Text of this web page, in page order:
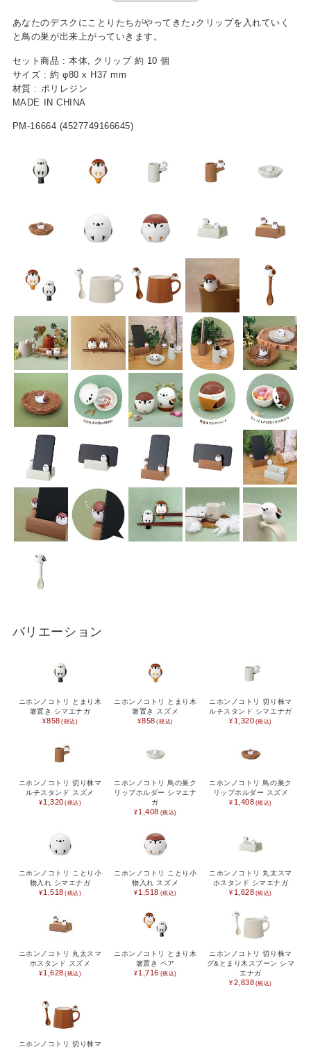
生活雑貨
ファッション雑貨
アクセサリー雑貨
携帯・スマホアクセサリー
アウトドア
SCENE
名入れプレゼント 誕生日プレゼント
バレンタイン ホワイトデー
母の日 父の日
敬老の日 夏ギフト
クリスマスプレゼント お歳暮・お年賀・お年始
販促品＆ノベルティグッズ 北欧 FUN!
新築内祝い 新築祝い
記念品 快気祝い
ハロウィン
FEATURE
あなたのデスクにことりたちがやってきた♪クリップを入れていく
と鳥の巣が出来上がっていきます。
セット商品 : 本体, クリップ 約 10 個
サイズ : 約 φ80 x H37 mm
材質 : ポリレジン
MADE IN CHINA
PM-16664 (4527749166645)
バリエーション
ニホンノコトリ とまり木
箸置き シマエナガ
858
ニホンノコトリ とまり木
箸置き スズメ
858
ニホンノコトリ 切り株マ
ルチスタンド シマエナガ
1,320
ニホンノコトリ 切り株マ
ルチスタンド スズメ
1,320
ニホンノコトリ 鳥の巣ク
リップホルダー シマエナ
ガ
1,408
ニホンノコトリ 鳥の巣ク
リップホルダー スズメ
1,408
ニホンノコトリ ことり小
物入れ シマエナガ
1,518
ニホンノコトリ ことり小
物入れ スズメ
1,518
ニホンノコトリ 丸太スマ
ホスタンド シマエナガ
1,628
ニホンノコトリ 丸太スマ
ホスタンド スズメ
1,628
ニホンノコトリ とまり木
箸置き ペア
1,716
ニホンノコトリ 切り株マ
グ&とまり木スプーン シマ
エナガ
2,838
ニホンノコトリ 切り株マ